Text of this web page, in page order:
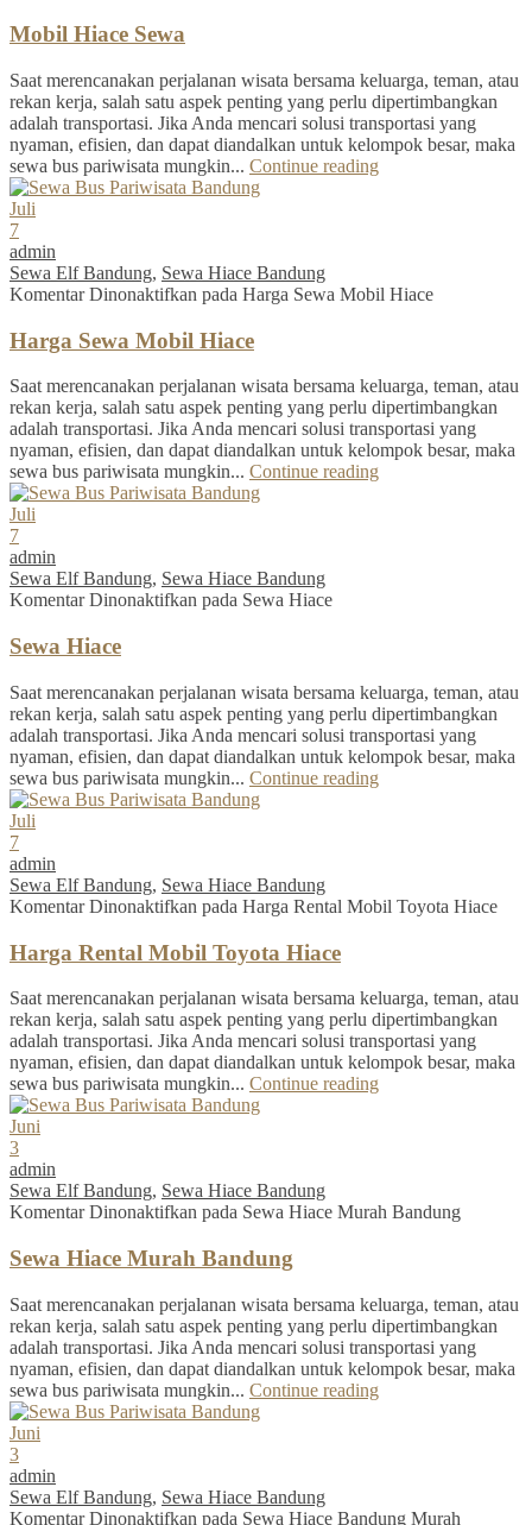
Mobil Hiace Sewa
Saat merencanakan perjalanan wisata bersama keluarga, teman, atau
rekan kerja, salah satu aspek penting yang perlu dipertimbangkan
adalah transportasi. Jika Anda mencari solusi transportasi yang
nyaman, efisien, dan dapat diandalkan untuk kelompok besar, maka
sewa bus pariwisata mungkin... Continue reading
Juli
7
admin
Sewa Elf Bandung, Sewa Hiace Bandung
Komentar Dinonaktifkan pada Harga Sewa Mobil Hiace
Harga Sewa Mobil Hiace
Saat merencanakan perjalanan wisata bersama keluarga, teman, atau
rekan kerja, salah satu aspek penting yang perlu dipertimbangkan
adalah transportasi. Jika Anda mencari solusi transportasi yang
nyaman, efisien, dan dapat diandalkan untuk kelompok besar, maka
sewa bus pariwisata mungkin... Continue reading
Juli
7
admin
Sewa Elf Bandung, Sewa Hiace Bandung
Komentar Dinonaktifkan pada Sewa Hiace
Sewa Hiace
Saat merencanakan perjalanan wisata bersama keluarga, teman, atau
rekan kerja, salah satu aspek penting yang perlu dipertimbangkan
adalah transportasi. Jika Anda mencari solusi transportasi yang
nyaman, efisien, dan dapat diandalkan untuk kelompok besar, maka
sewa bus pariwisata mungkin... Continue reading
Juli
7
admin
Sewa Elf Bandung, Sewa Hiace Bandung
Komentar Dinonaktifkan pada Harga Rental Mobil Toyota Hiace
Harga Rental Mobil Toyota Hiace
Saat merencanakan perjalanan wisata bersama keluarga, teman, atau
rekan kerja, salah satu aspek penting yang perlu dipertimbangkan
adalah transportasi. Jika Anda mencari solusi transportasi yang
nyaman, efisien, dan dapat diandalkan untuk kelompok besar, maka
sewa bus pariwisata mungkin... Continue reading
Juni
3
admin
Sewa Elf Bandung, Sewa Hiace Bandung
Komentar Dinonaktifkan pada Sewa Hiace Murah Bandung
Sewa Hiace Murah Bandung
Saat merencanakan perjalanan wisata bersama keluarga, teman, atau
rekan kerja, salah satu aspek penting yang perlu dipertimbangkan
adalah transportasi. Jika Anda mencari solusi transportasi yang
nyaman, efisien, dan dapat diandalkan untuk kelompok besar, maka
sewa bus pariwisata mungkin... Continue reading
Juni
3
admin
Sewa Elf Bandung, Sewa Hiace Bandung
Komentar Dinonaktifkan pada Sewa Hiace Bandung Murah